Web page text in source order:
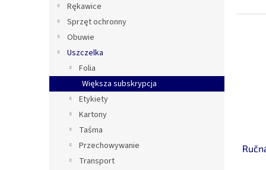
Rękawice
Sprzęt ochronny
Obuwie
Uszczelka
Folia
Większa subskrypcja
Etykiety
Kartony
Taśma
Przechowywanie
Transport